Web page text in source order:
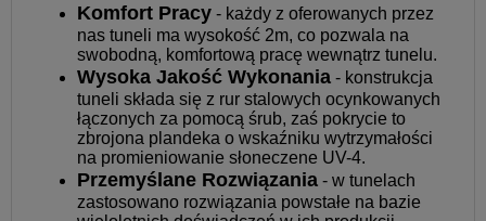
Komfort Pracy - każdy z oferowanych przez
nas tuneli ma wysokość 2m, co pozwala na
swobodną, komfortową pracę wewnątrz tunelu.
Wysoka Jakość Wykonania - konstrukcja
tuneli składa się z rur stalowych ocynkowanych
łączonych za pomocą śrub, zaś pokrycie to
zbrojona plandeka o wskaźniku wytrzymałości
na promieniowanie słoneczene UV-4.
Przemyślane Rozwiązania - w tunelach
zastosowano rozwiązania powstałe na bazie